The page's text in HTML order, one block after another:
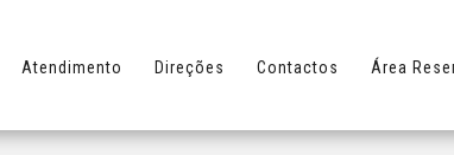
Atendimento Direções Contactos Área